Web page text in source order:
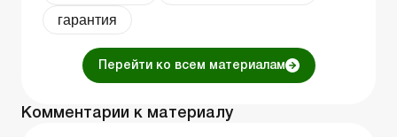
гарантия
Перейти ко всем материалам
Комментарии к материалу